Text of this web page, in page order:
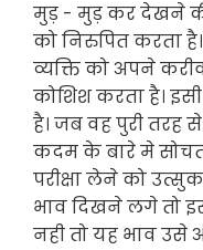
मुड़ - मुड़ कर देखने की
को निरुपित करता
व्यक्ति को अपने
कोशिश करता है।
है। जब वह पुरी तरह
कदम के बारे मे
परीक्षा लेने को
भाव दिखने लगे तो
नही तो यह भाव उसे